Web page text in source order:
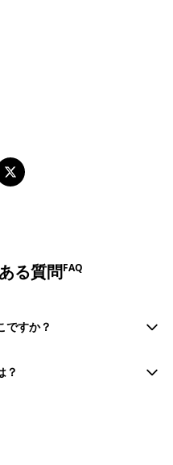
る質問FAQ
ですか？
？